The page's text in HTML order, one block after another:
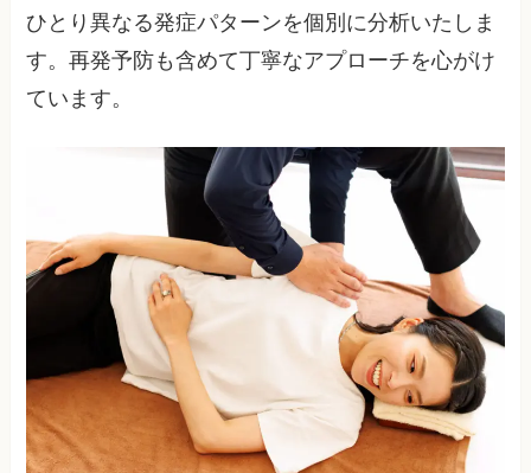
ひとり異なる発症パターンを個別に分析いたしま
す。再発予防も含めて丁寧なアプローチを心がけ
ています。